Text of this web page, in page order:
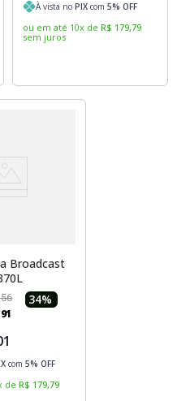
À vista no PIX com 5% OFF
ou em até 10x de R$ 179,79
sem juros
Broadcast
56 34%
91
com5% OFF
de R$ 179,79